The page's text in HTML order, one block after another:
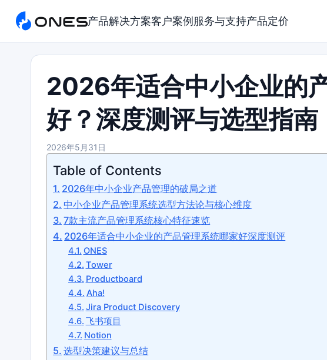
产品解决方案客户案例 服务与支持产品定价
2026年适合中小企业的
好？深度测评与选型指南
2026年5月31日
Table of Contents
2026年中小企业产品管理的破局之道
中小企业产品管理系统选型方法论与核心维度
7款主流产品管理系统核心特征速览
2026年适合中小企业的产品管理系统哪家好深度测评
ONES
Tower
Productboard
Aha!
Jira Product Discovery
飞书项目
Notion
选型决策建议与总结